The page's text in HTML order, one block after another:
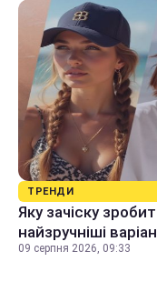
ТРЕНДИ
Яку зачіску
найзручніші
09 серпня 2026, 09:33